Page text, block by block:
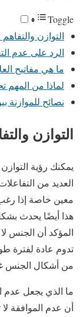
Toggle
التوازن
الرد على عدم
ما هي مفاتيح
لماذا من المهم
نصائح للموازنة
التوازن
يمكنك رؤية
العديد من
معين خاصة إذا
هذا أيضًا يحدث
المؤكد أن الجنس لا
تدوم عادة لفترة
من أشكال الجنس
ما الذي يجعل عدم
أن عدم الموافقة